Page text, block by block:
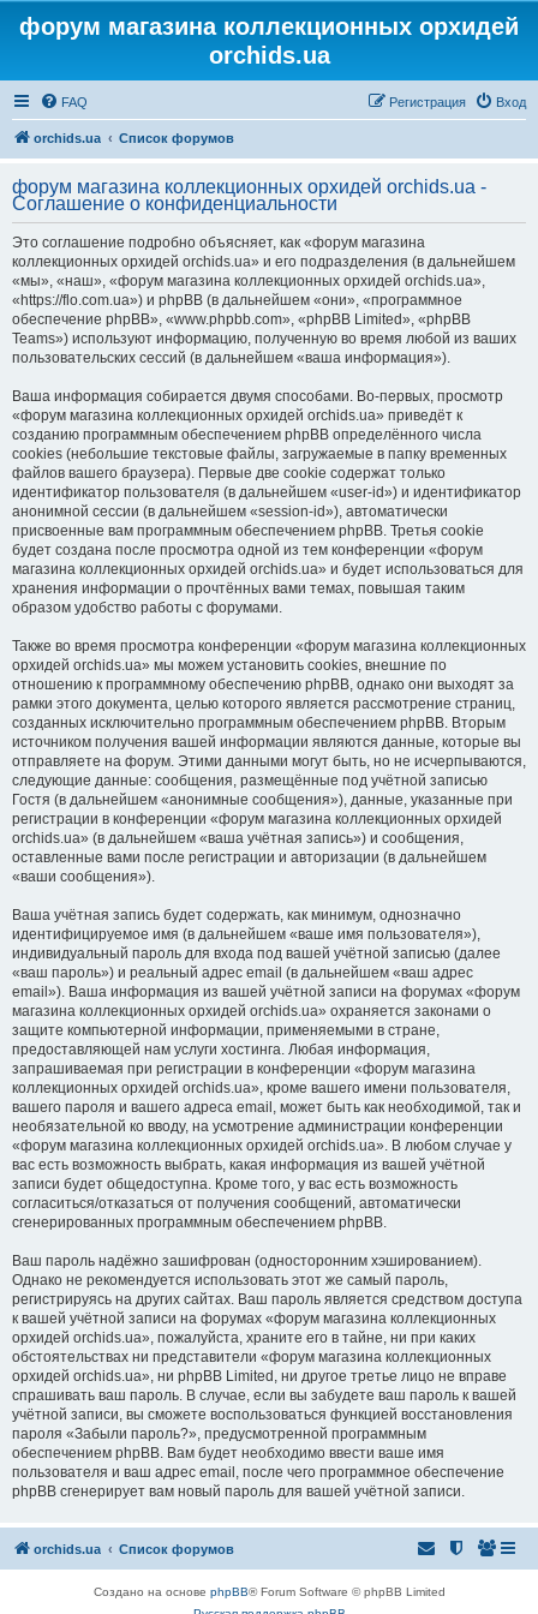
форум магазина коллекционных орхидей
orchids.ua
FAQ Вход
Регистрация
orchids.ua Список форумов
форум магазина коллекционных орхидей orchids.ua -
Соглашение о конфиденциальности
Это соглашение подробно объясняет, как «форум магазина
коллекционных орхидей orchids.ua» и его подразделения (в дальнейшем
«мы», «наш», «форум магазина коллекционных орхидей orchids.ua»,
«https://flo.com.ua») и phpBB (в дальнейшем «они», «программное
обеспечение phpBB», «www.phpbb.com», «phpBB Limited», «phpBB
Teams») используют информацию, полученную во время любой из ваших
пользовательских сессий (в дальнейшем «ваша информация»).
Ваша информация собирается двумя способами. Во-первых, просмотр
«форум магазина коллекционных орхидей orchids.ua» приведёт к
созданию программным обеспечением phpBB определённого числа
cookies (небольшие текстовые файлы, загружаемые в папку временных
файлов вашего браузера). Первые две cookie содержат только
идентификатор пользователя (в дальнейшем «user-id») и идентификатор
анонимной сессии (в дальнейшем «session-id»), автоматически
присвоенные вам программным обеспечением phpBB. Третья cookie
будет создана после просмотра одной из тем конференции «форум
магазина коллекционных орхидей orchids.ua» и будет использоваться для
хранения информации о прочтённых вами темах, повышая таким
образом удобство работы с форумами.
Также во время просмотра конференции «форум магазина коллекционных
орхидей orchids.ua» мы можем установить cookies, внешние по
отношению к программному обеспечению phpBB, однако они выходят за
рамки этого документа, целью которого является рассмотрение страниц,
созданных исключительно программным обеспечением phpBB. Вторым
источником получения вашей информации являются данные, которые вы
отправляете на форум. Этими данными могут быть, но не исчерпываются,
следующие данные: сообщения, размещённые под учётной записью
Гостя (в дальнейшем «анонимные сообщения»), данные, указанные при
регистрации в конференции «форум магазина коллекционных орхидей
orchids.ua» (в дальнейшем «ваша учётная запись») и сообщения,
оставленные вами после регистрации и авторизации (в дальнейшем
«ваши сообщения»).
Ваша учётная запись будет содержать, как минимум, однозначно
идентифицируемое имя (в дальнейшем «ваше имя пользователя»),
индивидуальный пароль для входа под вашей учётной записью (далее
«ваш пароль») и реальный адрес email (в дальнейшем «ваш адрес
email»). Ваша информация из вашей учётной записи на форумах «форум
магазина коллекционных орхидей orchids.ua» охраняется законами о
защите компьютерной информации, применяемыми в стране,
предоставляющей нам услуги хостинга. Любая информация,
запрашиваемая при регистрации в конференции «форум магазина
коллекционных орхидей orchids.ua», кроме вашего имени пользователя,
вашего пароля и вашего адреса email, может быть как необходимой, так и
необязательной ко вводу, на усмотрение администрации конференции
«форум магазина коллекционных орхидей orchids.ua». В любом случае у
вас есть возможность выбрать, какая информация из вашей учётной
записи будет общедоступна. Кроме того, у вас есть возможность
согласиться/отказаться от получения сообщений, автоматически
сгенерированных программным обеспечением phpBB.
Ваш пароль надёжно зашифрован (односторонним хэшированием).
Однако не рекомендуется использовать этот же самый пароль,
регистрируясь на других сайтах. Ваш пароль является средством доступа
к вашей учётной записи на форумах «форум магазина коллекционных
орхидей orchids.ua», пожалуйста, храните его в тайне, ни при каких
обстоятельствах ни представители «форум магазина коллекционных
орхидей orchids.ua», ни phpBB Limited, ни другое третье лицо не вправе
спрашивать ваш пароль. В случае, если вы забудете ваш пароль к вашей
учётной записи, вы сможете воспользоваться функцией восстановления
пароля «Забыли пароль?», предусмотренной программным
обеспечением phpBB. Вам будет необходимо ввести ваше имя
пользователя и ваш адрес email, после чего программное обеспечение
phpBB сгенерирует вам новый пароль для вашей учётной записи.
orchids.ua Список форумов
Создано на основе phpBB® Forum Software © phpBB Limited